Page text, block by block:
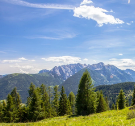
Dolomiten